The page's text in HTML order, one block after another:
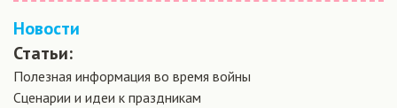
Новости
Статьи:
Полезная информация во время войны
Сценарии и идеи к праздникам